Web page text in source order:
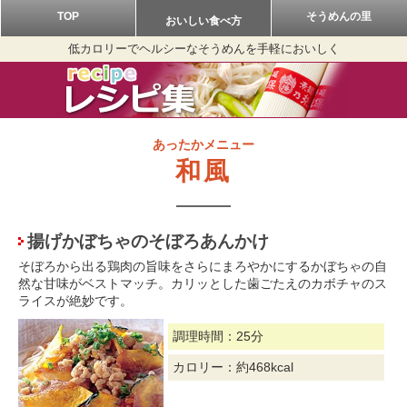
TOP おいしい食べ方 そうめんの里
低カロリーでヘルシーなそうめんを手軽においしく
あったかメニュー
和風
揚げかぼちゃのそぼろあんかけ
そぼろから出る鶏肉の旨味をさらにまろやかにするかぼちゃの自
然な甘味がベストマッチ。カリッとした歯ごたえのカボチャのス
ライスが絶妙です。
調理時間：25分
カロリー：約468kcal